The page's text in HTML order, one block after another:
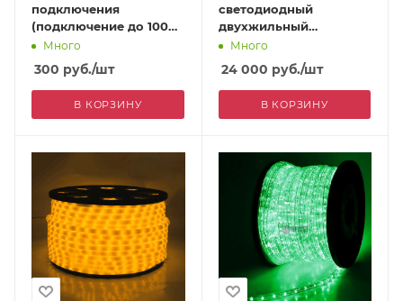
подключения
(подключение до 100
м)Много
300 руб./шт
В КОРЗИНУ
светодиодный
двухжильный
(фиксинг), ПВХ
молочного цвета, 13
мм, красный
Много
24 000 руб./шт
В КОРЗИНУ